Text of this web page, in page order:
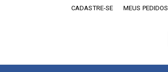
CADASTRE-SE MEUS PEDIDOS